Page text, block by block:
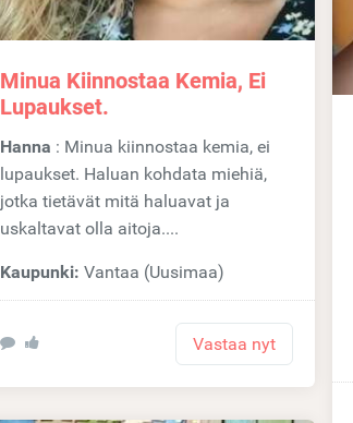
Minua Kiinnostaa Kemia, Ei
Lupaukset.
Hanna : Minua kiinnostaa kemia, ei
lupaukset. Haluan kohdata miehiä,
jotka tietävät mitä haluavat ja
uskaltavat olla aitoja....
Kaupunki: Vantaa (Uusimaa)
Vastaa nyt